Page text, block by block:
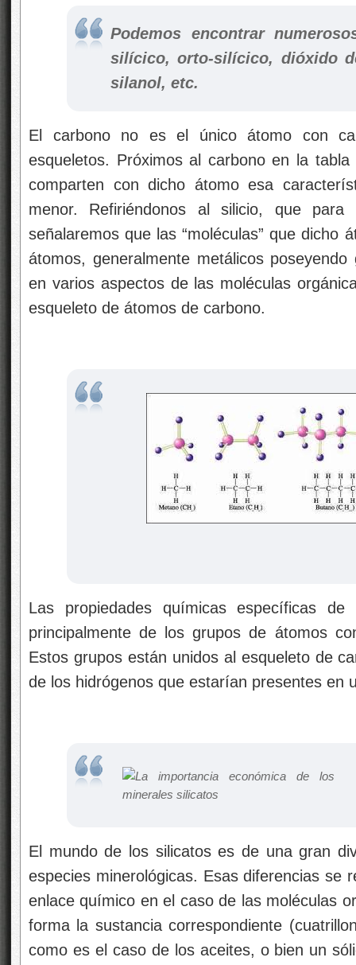
Podemos encontrar
silícico, orto-silícico, dióxido
silanol, etc.
El carbono no es el único átomo con
esqueletos. Próximos al carbono en la
comparten con dicho átomo esa
menor. Refiriéndonos al silicio, que
señalaremos que las “moléculas” que dicho
átomos, generalmente metálicos
en varios aspectos de las moléculas
esqueleto de átomos de carbono.
Las propiedades químicas específicas
principalmente de los grupos de átomos
Estos grupos están unidos al esqueleto de
de los hidrógenos que estarían presentes en
El mundo de los silicatos es de una gran
especies minerológicas. Esas diferencias se
enlace químico en el caso de las moléculas
forma la sustancia correspondiente
como es el caso de los aceites, o bien un